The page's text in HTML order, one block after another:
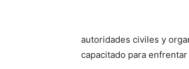
autoridades civiles y
capacitado para